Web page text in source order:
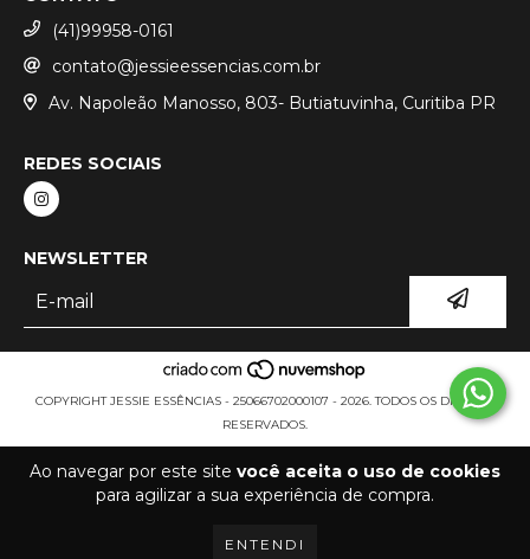
Ao navegar por este site você aceita o uso de cookies
para agilizar a sua experiência de compra.
ENTENDI
(41)99958-0161
contato@jessieessencias.com.br
Av. Napoleão Manosso, 803- Butiatuvinha, Curitiba PR
REDES SOCIAIS
NEWSLETTER
COPYRIGHT JESSIE ESSÊNCIAS - 25066702000107 - 2026. TODOS OS DIREITOS
RESERVADOS.